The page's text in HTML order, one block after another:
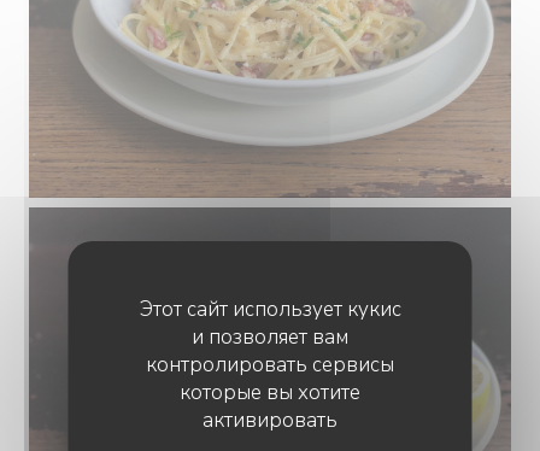
Этот сайт использует кукис
и позволяет вам
контролировать сервисы
которые вы хотите
активировать